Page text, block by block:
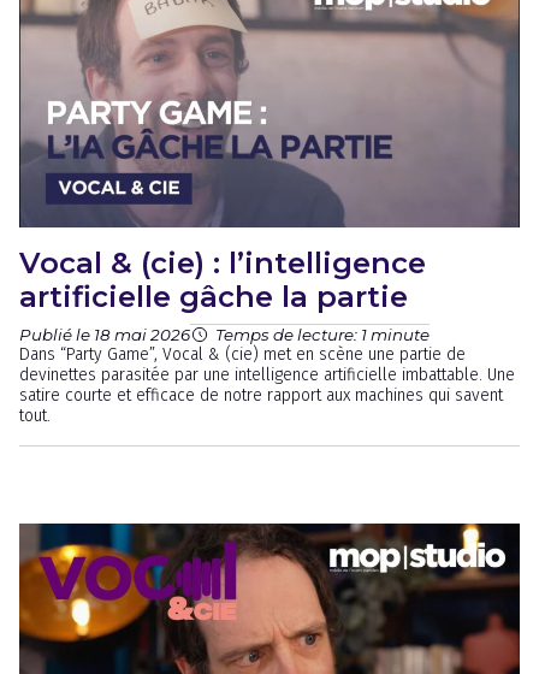
Vocal & (cie) : l’intelligence
artificielle gâche la partie
Publié le 18 mai 2026 Temps de lecture: 1 minute
Dans “Party Game”, Vocal & (cie) met en scène une partie de
devinettes parasitée par une intelligence artificielle imbattable. Une
satire courte et efficace de notre rapport aux machines qui savent
tout.